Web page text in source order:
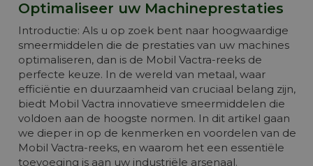
koelmiddel verkort
+ Circulatiesmering bij grote machines
en als matig belaste hydraulische
vloeistof.
Meer info
Optimaliseer uw Machineprestaties
Introductie: Als u op zoek bent naar hoogwaardige
smeermiddelen die de prestaties van uw machines
optimaliseren, dan is de Mobil Vactra-reeks de
perfecte keuze. In de wereld van metaal, waar
efficiëntie en duurzaamheid van cruciaal belang zijn,
biedt Mobil Vactra innovatieve smeermiddelen die
voldoen aan de hoogste normen. In dit artikel gaan
we dieper in op de kenmerken en voordelen van de
Mobil Vactra-reeks, en waarom het een essentiële
toevoeging is aan uw industriële arsenaal.